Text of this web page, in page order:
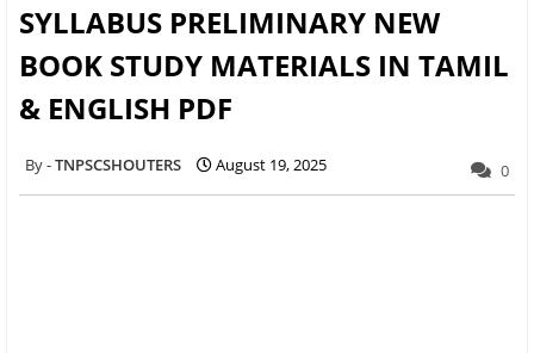
SYLLABUS PRELIMINARY NEW
BOOK STUDY MATERIALS IN TAMIL
& ENGLISH PDF
TNPSCSHOUTERS August 19, 2025 0